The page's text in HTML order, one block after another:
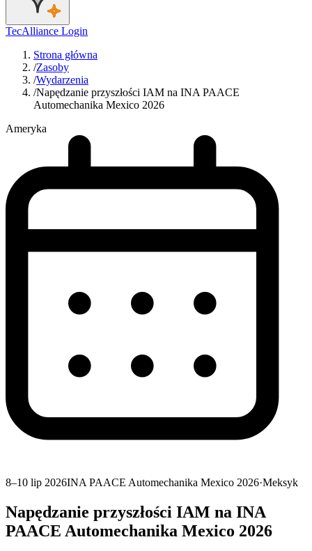
TecAlliance Login
Strona główna
/Zasoby
/Wydarzenia
/Napędzanie przyszłości IAM na INA PAACE
Automechanika Mexico 2026
Ameryka
8–10 lip 2026INA PAACE Automechanika Mexico 2026·Meksyk
Napędzanie przyszłości IAM na INA
PAACE Automechanika Mexico 2026